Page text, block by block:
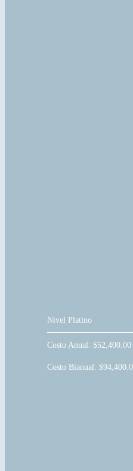
Nivel Platino
Costo Anual:
Costo Bianual: